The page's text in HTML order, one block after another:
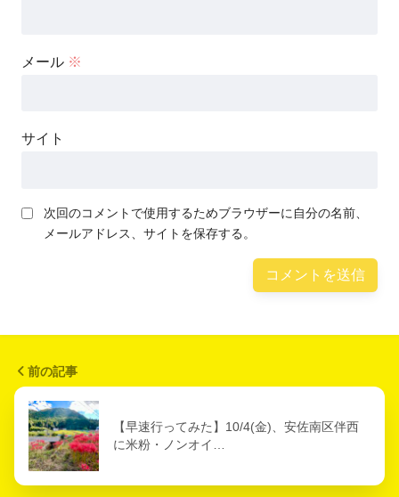
メール ※
サイト
次回のコメントで使用するためブラウザーに自分の名前、
メールアドレス、サイトを保存する。
前の記事
【早速行ってみた】10/4(金)、安佐南区伴西
に米粉・ノンオイ…